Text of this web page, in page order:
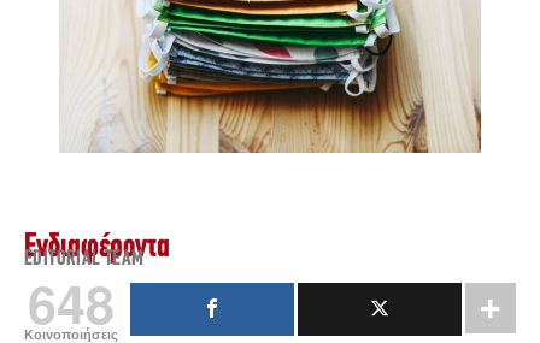
Ενδιαφέροντα
EDITORIAL TEAM
648
Κοινοποιήσεις